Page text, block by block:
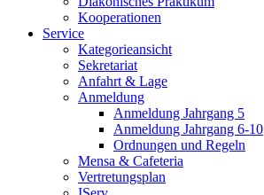
Kooperationen
Service
Kategorieansicht
Sekretariat
Anfahrt & Lage
Anmeldung
Anmeldung Jahrgang 5
Anmeldung Jahrgang 6-10
Ordnungen und Regeln
Mensa & Cafeteria
Vertretungsplan